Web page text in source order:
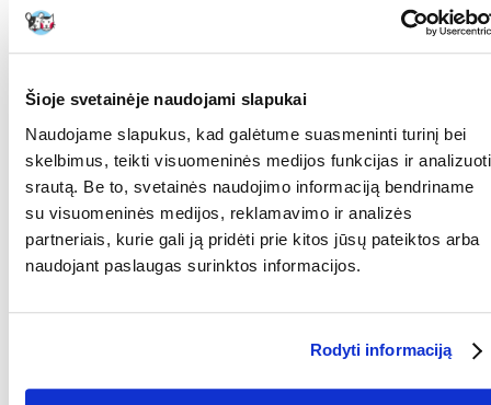
Šioje svetainėje naudojami slapukai
Naudojame slapukus, kad galėtume suasmeninti turinį bei
skelbimus, teikti visuomeninės medijos funkcijas ir analizuoti
srautą. Be to, svetainės naudojimo informaciją bendriname
su visuomeninės medijos, reklamavimo ir analizės
partneriais, kurie gali ją pridėti prie kitos jūsų pateiktos arba
naudojant paslaugas surinktos informacijos.
Rodyti informaciją
Tinka 3/4"" (19 mm)
Stop funkcija - automatiškai sustabdo vandens tekėjimą, kai įrenginys
Aukščiausios kokybės medžiaga - aukštos kokybės metalo ir plastiko
derinys, užtikrinantis ilgaamžiškumą ir atsparumą pažeidimams
Suderinamas - veikia su GARDENA OGS greitojo jungimo sistema
Saugi rankena - ergonomiška forma leidžia lengvai valdyti ir užtikrina
Naudojimas: